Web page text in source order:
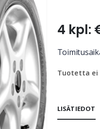
4 kpl:
Tuotetta ei
LISÄTIEDOT